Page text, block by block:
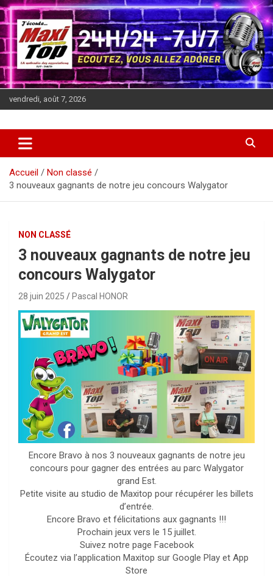
Aller
au
contenu
vendredi, août 7, 2026
La Webradio des associations
Accueil
Non classé
3 nouveaux gagnants de notre jeu concours Walygator
NON CLASSÉ
3 nouveaux gagnants de notre jeu
concours Walygator
28 juin 2025 Pascal HONOR
Encore Bravo à nos 3 nouveaux gagnants de notre jeu
concours pour gagner des entrées au parc Walygator
grand Est.
Petite visite au studio de Maxitop pour récupérer les billets
d’entrée.
Encore Bravo et félicitations aux gagnants !!!
Prochain jeux vers le 15 juillet.
Suivez notre page Facebook
Écoutez via l’application Maxitop sur Google Play et App
Store